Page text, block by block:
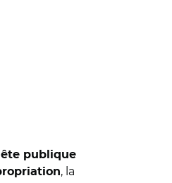
publique
, la